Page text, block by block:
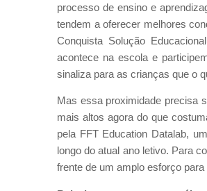
processo de ensino e
tendem a oferecer melhores
Conquista Solução
acontece na escola e
sinaliza para as crianças que o
Mas essa proximidade precisa
mais altos agora do que
pela FFT Education Datalab,
longo do atual ano letivo. Para
frente de um amplo esforço